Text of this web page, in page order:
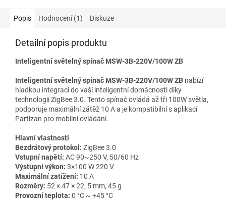
Popis Hodnocení (1) Diskuze
Detailní popis produktu
Inteligentní světelný spínač MSW-3B-220V/100W ZB
Inteligentní světelný spínač MSW-3B-220V/100W ZB nabízí
hladkou integraci do vaší inteligentní domácnosti díky
technologii ZigBee 3.0. Tento spínač ovládá až tři 100W světla,
podporuje maximální zátěž 10 A a je kompatibilní s aplikací
Partizan pro mobilní ovládání.
Hlavní vlastnosti
Bezdrátový protokol: ZigBee 3.0
Vstupní napětí: AC 90~250 V, 50/60 Hz
Výstupní výkon: 3×100 W 220 V
Maximální zatížení: 10 A
Rozměry: 52 × 47 × 22, 5 mm, 45 g
Provozní teplota: 0 °C ~ +45 °C